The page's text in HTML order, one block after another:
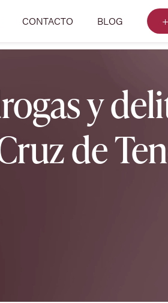
CONTACTO BLOG
y
de